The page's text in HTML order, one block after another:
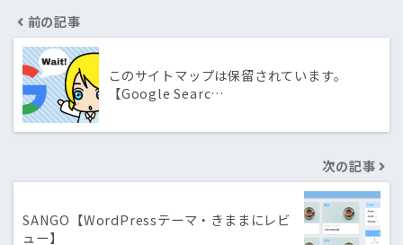
前の記事
このサイトマップは保留されています。
【Google Searc…
次の記事
SANGO【WordPressテーマ・きままにレビ
ュー】